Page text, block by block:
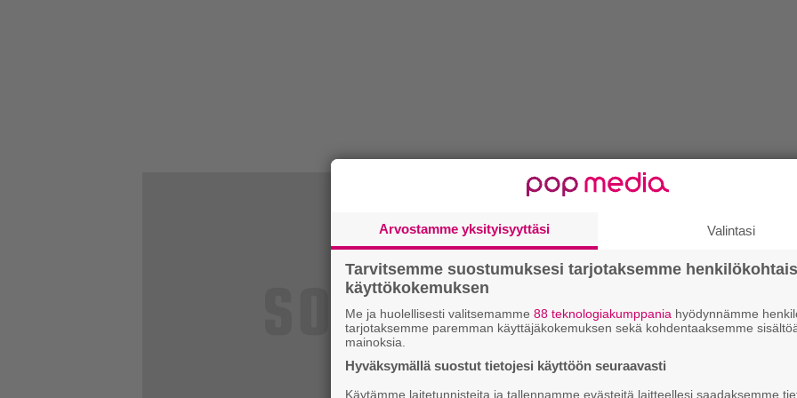
Arvostamme yksityisyyttäsi Valintasi
Tarvitsemme suostumuksesi tarjotaksemme
käyttökokemuksen
Me ja huolellisesti valitsemamme 88 teknologiakumppania hyödynnämme
tarjotaksemme paremman käyttäjäkokemuksen sekä kohdentaaksemme
mainoksia.
Hyväksymällä suostut tietojesi käyttöön seuraavasti
Käytämme laitetunnisteita ja tallennamme evästeitä laitteellesi saadaksemme